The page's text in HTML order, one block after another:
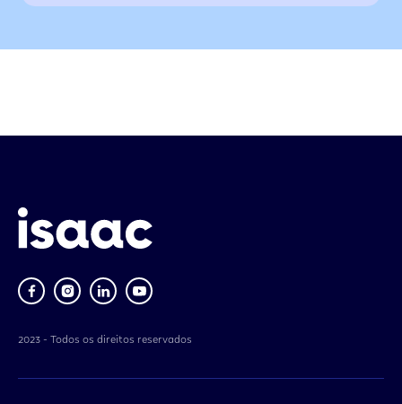
2023 - Todos os direitos reservados